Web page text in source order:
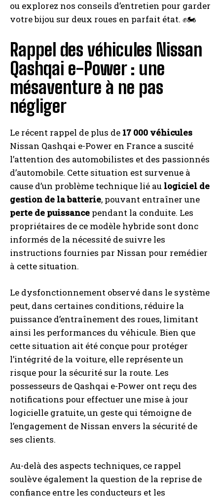
ou explorez nos conseils d’entretien pour garder
votre bijou sur deux roues en parfait état. ✊🏍️
Rappel des véhicules Nissan
Qashqai e-Power : une
mésaventure à ne pas
négliger
Le récent rappel de plus de 17 000 véhicules
Nissan Qashqai e-Power en France a suscité
l’attention des automobilistes et des passionnés
d’automobile. Cette situation est survenue à
cause d’un problème technique lié au logiciel de
gestion de la batterie, pouvant entraîner une
perte de puissance pendant la conduite. Les
propriétaires de ce modèle hybride sont donc
informés de la nécessité de suivre les
instructions fournies par Nissan pour remédier
à cette situation.
Le dysfonctionnement observé dans le système
peut, dans certaines conditions, réduire la
puissance d’entraînement des roues, limitant
ainsi les performances du véhicule. Bien que
cette situation ait été conçue pour protéger
l’intégrité de la voiture, elle représente un
risque pour la sécurité sur la route. Les
possesseurs de Qashqai e-Power ont reçu des
notifications pour effectuer une mise à jour
logicielle gratuite, un geste qui témoigne de
l’engagement de Nissan envers la sécurité de
ses clients.
Au-delà des aspects techniques, ce rappel
soulève également la question de la reprise de
confiance entre les conducteurs et les